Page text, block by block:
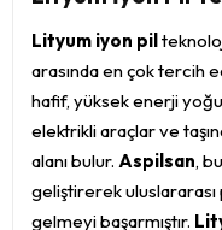
Lityum iyon pil
arasında en çok tercih
hafif, yüksek enerji
elektrikli araçlar ve
alanı bulur. Aspilsan,
geliştirerek
gelmeyi başarmıştır.